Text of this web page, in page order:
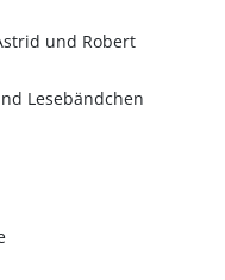
und Robert
Lesebändchen